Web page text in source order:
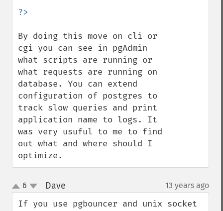
By doing this move on cli or
cgi you can see in pgAdmin
what scripts are running or
what requests are running on
database. You can extend
configuration of postgres to
track slow queries and print
application name to logs. It
was very usuful to me to find
out what and where should I
optimize.
up
down
6 Dave 13 years ago
If you use pgbouncer and unix socket